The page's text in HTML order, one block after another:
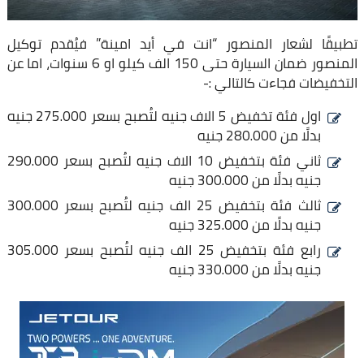
تطبيقًا لشعار المنصور “انت في أيد امينة” فيُقدم توكيل
المنصور ضمان السيارة حتى 150 الف كيلو او 6 سنوات، اما عن
التخفيضات فجاءت كالتالي :-
اول فئة تخفيض 5 الاف جنيه لتُصبح بسعر 275.000 جنيه
بدلًا من 280.000 جنيه
ثاني فئة بتخفيض 10 الاف جنيه لتُصبح بسعر 290.000
جنيه بدلًا من 300.000 جنيه
ثالث فئة بتخفيض 25 الف جنيه لتُصبح بسعر 300.000
جنيه بدلًا من 325.000 جنيه
رابع فئة بتخفيض 25 الف جنيه لتُصبح بسعر 305.000
جنيه بدلًا من 330.000 جنيه